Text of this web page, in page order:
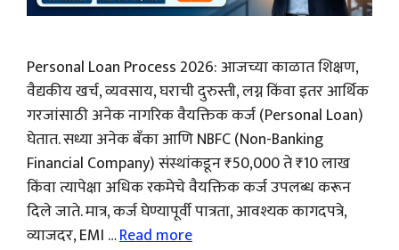
Personal Loan Process 2026: आजच्या काळात शिक्षण,
वैद्यकीय खर्च, व्यवसाय, घराची दुरुस्ती, लग्न किंवा इतर आर्थिक
गरजांसाठी अनेक नागरिक वैयक्तिक कर्ज (Personal Loan)
घेतात. सध्या अनेक बँका आणि NBFC (Non-Banking
Financial Company) संस्थांकडून ₹50,000 ते ₹10 लाख
किंवा त्यापेक्षा अधिक रकमेचे वैयक्तिक कर्ज उपलब्ध करून
दिले जाते. मात्र, कर्ज घेण्यापूर्वी पात्रता, आवश्यक कागदपत्रे,
व्याजदर, EMI …Read more